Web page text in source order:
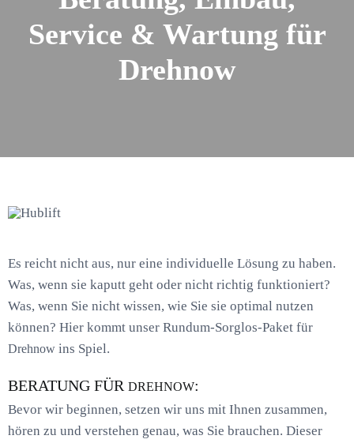
Service & Wartung für
Drehnow
Es reicht nicht aus, nur eine individuelle Lösung zu haben.
Was, wenn sie kaputt geht oder nicht richtig funktioniert?
Was, wenn Sie nicht wissen, wie Sie sie optimal nutzen
können? Hier kommt unser Rundum-Sorglos-Paket für
Drehnow ins Spiel.
BERATUNG FÜR DREHNOW:
Bevor wir beginnen, setzen wir uns mit Ihnen zusammen,
hören zu und verstehen genau, was Sie brauchen. Dieser